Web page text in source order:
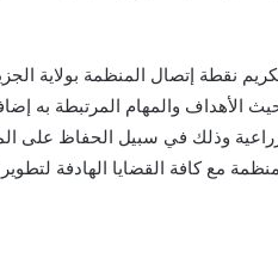
نقطة إتصال المنظمة بولاية
الأهداف والمهام المرتبطة به
وذلك في سبيل الحفاظ على
مع كافة القضايا الهادفة